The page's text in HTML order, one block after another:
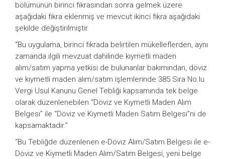
bölümünün birinci fıkrasından sonra gelmek üzere
aşağıdaki fıkra eklenmiş ve mevcut ikinci fıkra aşağıdaki
şekilde değiştirilmiştir.
“Bu uygulama, birinci fıkrada belirtilen mükelleflerden, aynı
zamanda ilgili mevzuat dahilinde kıymetli maden
alım/satım yapma yetkisi de bulunanlar bakımından, döviz
ve kıymetli maden alım/satım işlemlerinde 385 Sıra No.lu
Vergi Usul Kanunu Genel Tebliği kapsamında tek belge
olarak düzenlenebilen “Döviz ve Kıymetli Maden Alım
Belgesi” ile “Döviz ve Kıymetli Maden Satım Belgesi”ni de
kapsamaktadır.”
“Bu Tebliğde düzenlenen e-Döviz Alım/Satım Belgesi ile e-
Döviz ve Kıymetli Maden Alım/Satım Belgesi, yeni belge